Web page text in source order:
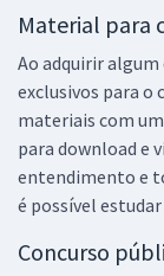
Material para
Ao adquirir algum
exclusivos para o
materiais com
para download e
entendimento e
é possível
Concurso